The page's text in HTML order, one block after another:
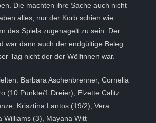
Die machten ihre Sache auch nicht
alles, nur der Korb schien wie
des Spiels zugenagelt zu sein. Der
war dann auch der endgültige Beleg
Tag nicht der der Wölfinnen war.
Barbara Aschenbrenner, Cornelia
(10 Punkte/1 Dreier), Elzette Calitz
Krisztina Lantos (19/2), Vera
Williams (3), Mayana Witt